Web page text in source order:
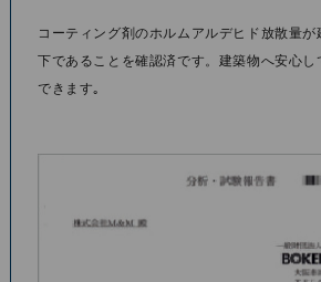
コーティング剤のホルムアルデヒド放散量
下であることを確認済です。建築物へ安⼼
できます｡